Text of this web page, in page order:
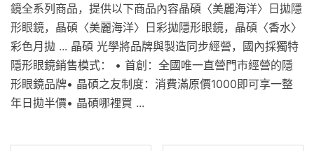
鏡全系列商品，提供以下商品內容晶碩〈美麗海洋〉日拋隱
形眼鏡，晶碩〈美麗海洋〉日彩拋隱形眼鏡，晶碩〈香水〉
彩色月拋 ... 晶碩 光學將品牌與製造同步經營，國內採獨特
隱形眼鏡銷售模式： • 首創：全國唯一直營門市經營的隱
形眼鏡品牌• 晶碩之友制度：消費滿原價1000即可享一整
年日拋半價• 晶碩哪裡買 ...